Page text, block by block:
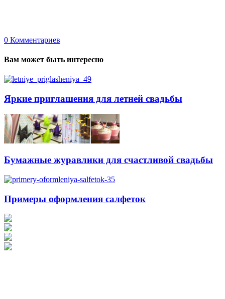
0 Комментариев
Вам может быть интересно
Яркие приглашения для летней свадьбы
Бумажные журавлики для счастливой свадьбы
Примеры оформления салфеток